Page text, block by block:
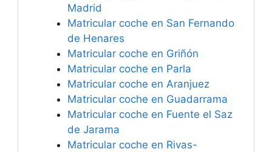
Madrid
Matricular coche en San Fernando
de Henares
Matricular coche en Griñón
Matricular coche en Parla
Matricular coche en Aranjuez
Matricular coche en Guadarrama
Matricular coche en Fuente el Saz
de Jarama
Matricular coche en Rivas-